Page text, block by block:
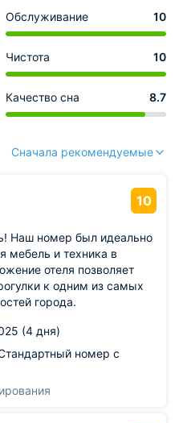
Обслуживание 10
Чистота 10
Качество сна 8.7
Сначала рекомендуемые
10
Наш номер был идеально
мебель и техника в
отеля позволяет
к одним из самых
города.
(4 дня)
номер с